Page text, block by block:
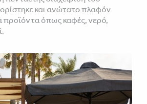
και ανώτατο πλαφόν
προϊόντα όπως καφές, νερό,